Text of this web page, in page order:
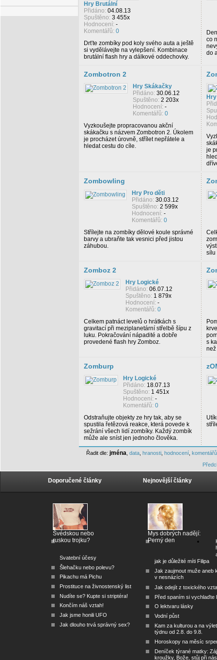
Hry Brutální
Přidáno: 04.08.13
Spuštěno: 3 455x
Hodnocení: -
Komentářů: 0
Drťte zombíky pod koly svého auta a ještě
si vydělávejte na vylepšení. Kombinace
brutální flash hry a dálkové oddechovky.
co
do
Zombotron 2
Hry Skákačky
Přidáno: 30.06.12
Spuštěno: 2 203x
Hodnocení: -
Komentářů: 0
Vyzkoušejte propracovanou akční
skákačku s názvem Zombotron 2. Úkolem
je procházet úrovně, střílet nepřátele a
hledat cestu do cíle.
je
Zombowling
Hry Pro děti
Přidáno: 30.03.12
Spuštěno: 2 599x
Hodnocení: -
Komentářů: 0
Střílejte na zombíky dělové koule správné
barvy a ubraňte tak vesnici před jistou
záhubou.
sílu
Zomboz 2
Hry Logické
Přidáno: 06.07.12
Spuštěno: 1 879x
Hodnocení: -
Komentářů: 0
Celkem patnáct levelů o hrátkách s
gravitací při meziplanetární střelbě šípu z
luku. Pokračování nápadité a dobře
provedené flash hry Zomboz.
s
Zomburp
Hry Logické
Přidáno: 18.07.13
Spuštěno: 1 451x
Hodnocení: -
Komentářů: 0
Odstraňujte objekty ze hry tak, aby se
spustila řetězová reakce, která povede k
sežrání všech lidí zombíky. Každý zombík
může ale sníst jen jednoho člověka.
Řadit dle: jména data hranosti hodnocení komentářů
Doporučené články
Švédskou nebo
ruskou trojku?
Svatební účesy
Šlehačku nebo polevu?
Pikachu má Pichu
Prostituce na živnostenský list
Nudíte se? Kupte si striptéra!
Končím náš vztah!
Jak jsme honili UFO
Jak dlouho trvá správný sex?
Nejnovější články
Mys dobrých nadějí:
Perný den
jak je důležité míti Filipa
Jak zaujmout muže aneb
v nesnázích
Jak odejít z toxického
Před spaním si vychlaďte
O lektvaru lásky
Vodní půst
Kam za kulturou a na
týdnu od 2.8. do 9.8.
Horoskopy na měsíc
Deníček týrané matky:
kroužky, Bože, stůj při nás